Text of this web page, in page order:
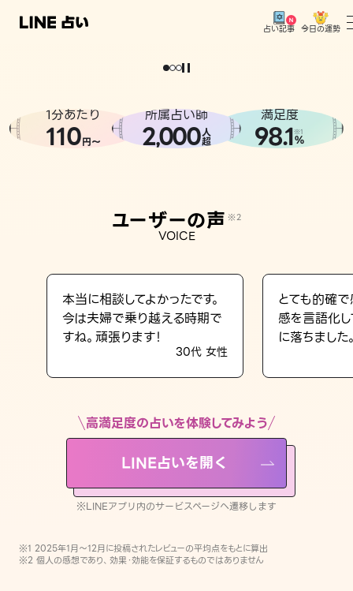
占い記事 今日の運勢
相談事例
LINE占いを開く
※LINEアプリ内のサービスページへ遷移します
どうせなら
。
1分あたり
110円〜
所属占い師
2,000人
超
満足度
98.1※1
%
ユーザーの声 ※2
VOICE
本当に相談してよかったです。
今は夫婦で乗り越える時期で
すね。頑張ります！
30代 女性
とても的確
感を言語化
に落ちました
高満足度の占いを体験してみよう
LINE占いを開く
※LINEアプリ内のサービスページへ遷移します
※1 2025年1月〜12月に投稿されたレビューの平均点をもとに算出
※2 個人の感想であり、効果・効能を保証するものではありません